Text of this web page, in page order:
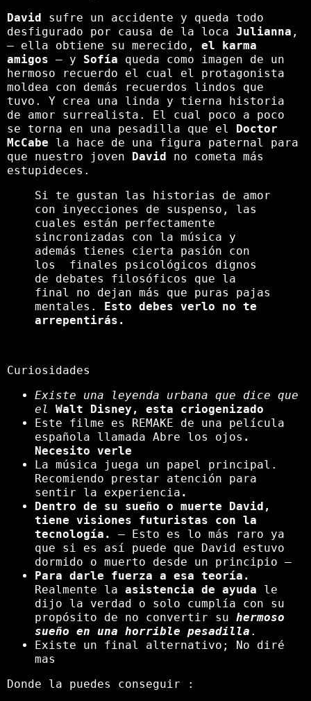
David sufre un accidente y queda todo
desfigurado por causa de la loca Julianna ,
– ella obtiene su merecido, el karma
amigos – y Sofía queda como imagen de un
hermoso recuerdo el cual el protagonista
moldea con demás recuerdos lindos que
tuvo. Y crea una linda y tierna historia
de amor surrealista. El cual poco a poco
se torna en una pesadilla que el Doctor
McCabe la hace de una figura paternal para
que nuestro joven David no cometa más
estupideces.
Si te gustan las historias de amor
con inyecciones de suspenso, las
cuales están perfectamente
sincronizadas con la música y
además tienes cierta pasión con
los finales psicológicos dignos
de debates filosóficos que la
final no dejan más que puras pajas
mentales. Esto debes verlo no te
arrepentirás.
Curiosidades
Existe una leyenda urbana que dice que
el Walt Disney, esta criogenizado
Este filme es REMAKE de una película
española llamada Abre los ojos .
Necesito verle
La música juega un papel principal.
Recomiendo prestar atención para
sentir la experiencia .
Dentro de su sueño o muerte David,
tiene visiones futuristas con la
tecnología. – Esto es lo más raro ya
que si es así puede que David estuvo
dormido o muerto desde un principio –
Para darle fuerza a esa teoría.
Realmente la asistencia de ayuda le
dijo la verdad o solo cumplía con su
propósito de no convertir su hermoso
sueño en una horrible pesadilla .
Existe un final alternativo; No diré
mas
Donde la puedes conseguir :